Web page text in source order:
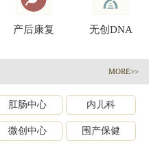
产后康复 无创DNA
MORE>>
肛肠中心 内儿科
微创中心 围产保健